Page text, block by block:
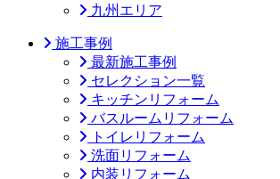
九州エリア
施工事例
最新施工事例
セレクション一覧
キッチンリフォーム
バスルームリフォーム
トイレリフォーム
洗面リフォーム
内装リフォーム